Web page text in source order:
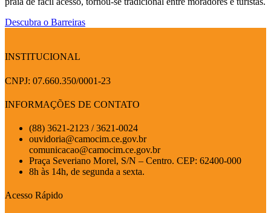
Descubra o Barreiras
INSTITUCIONAL
CNPJ: 07.660.350/0001-23
INFORMAÇÕES DE CONTATO
(88) 3621-2123 / 3621-0024
ouvidoria@camocim.ce.gov.br
comunicacao@camocim.ce.gov.br
Praça Severiano Morel, S/N – Centro. CEP: 62400-000
8h às 14h, de segunda a sexta.
Acesso Rápido